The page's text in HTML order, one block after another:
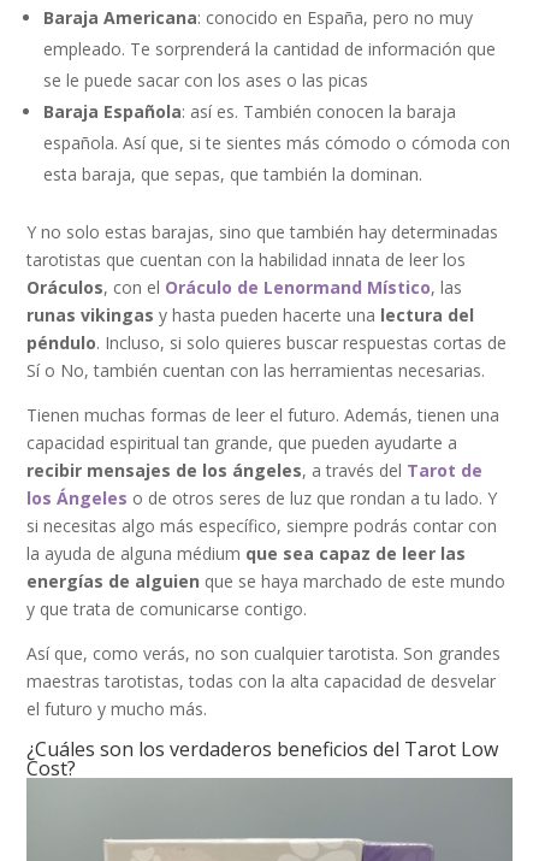
Baraja Americana: conocido en España, pero no muy
empleado. Te sorprenderá la cantidad de información que
se le puede sacar con los ases o las picas
Baraja Española: así es. También conocen la baraja
española. Así que, si te sientes más cómodo o cómoda con
esta baraja, que sepas, que también la dominan.
Y no solo estas barajas, sino que también hay determinadas
tarotistas que cuentan con la habilidad innata de leer los
Oráculos, con el Oráculo de Lenormand Místico, las
runas vikingas y hasta pueden hacerte una lectura del
péndulo. Incluso, si solo quieres buscar respuestas cortas de
Sí o No, también cuentan con las herramientas necesarias.
Tienen muchas formas de leer el futuro. Además, tienen una
capacidad espiritual tan grande, que pueden ayudarte a
recibir mensajes de los ángeles, a través del Tarot de
los Ángeles o de otros seres de luz que rondan a tu lado. Y
si necesitas algo más específico, siempre podrás contar con
la ayuda de alguna médium que sea capaz de leer las
energías de alguien que se haya marchado de este mundo
y que trata de comunicarse contigo.
Así que, como verás, no son cualquier tarotista. Son grandes
maestras tarotistas, todas con la alta capacidad de desvelar
el futuro y mucho más.
¿Cuáles son los verdaderos beneficios del Tarot Low
Cost?